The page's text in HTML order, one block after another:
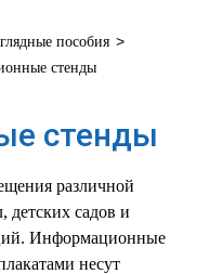
пособия >
стенды
стенды
различной
садов и
Информационные
несут